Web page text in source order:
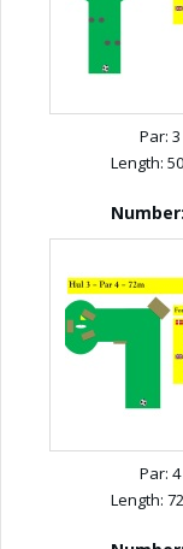
Par: 3
Length:
Par: 4
Length: